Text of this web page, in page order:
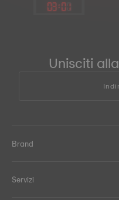
03:01
Unisciti
Brand
Servizi